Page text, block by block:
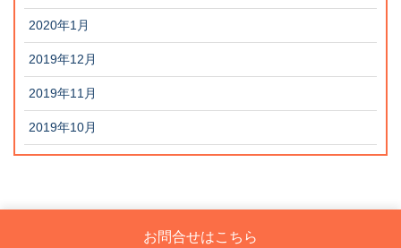
2020年1月
2019年12月
2019年11月
2019年10月
お問合せはこちら